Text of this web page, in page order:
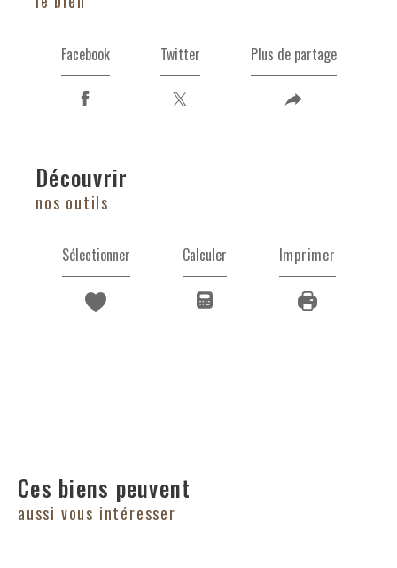
Facebook Twitter Plus de partage
découvrir
nos outils
Sélectionner Calculer Imprimer
Ces biens peuvent
aussi vous intéresser